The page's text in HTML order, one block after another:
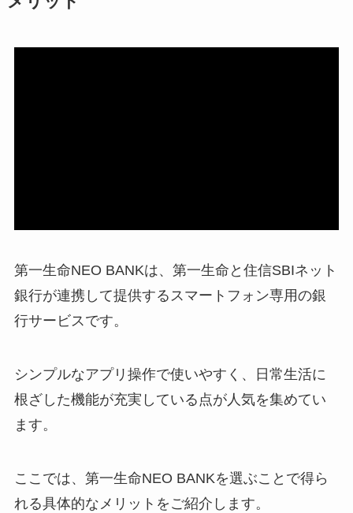
第一生命NEO BANKは、第一生命と住信SBIネット
銀行が連携して提供するスマートフォン専用の銀
行サービスです。
シンプルなアプリ操作で使いやすく、日常生活に
根ざした機能が充実している点が人気を集めてい
ます。
ここでは、第一生命NEO BANKを選ぶことで得ら
れる具体的なメリットをご紹介します。